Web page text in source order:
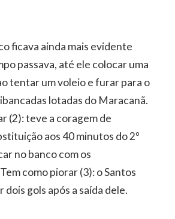
ficava ainda mais evidente
passava, até ele colocar uma
tentar um voleio e furar para o
lotadas do Maracanã.
(2): teve a coragem de
aos 40 minutos do 2º
no banco com os
como piorar (3): o Santos
gols após a saída dele.